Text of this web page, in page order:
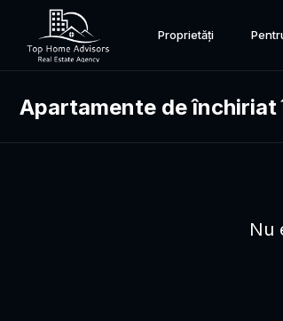
Proprietăți
Apartamente de
Nu